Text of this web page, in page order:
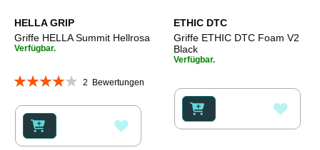
HELLA GRIP
Griffe HELLA Summit Hellrosa
Verfügbar.
Bewertung:
2 Bewertungen
ETHIC DTC
Griffe ETHIC DTC Foam V2
Black
Verfügbar.